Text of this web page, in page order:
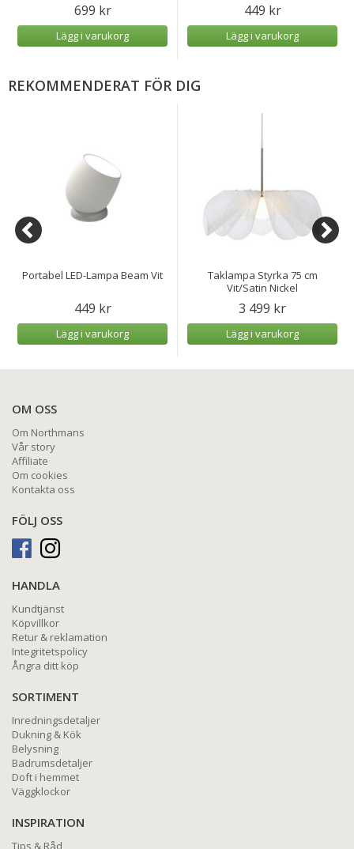
699 kr
Lägg i varukorg
449 kr
Lägg i varukorg
REKOMMENDERAT FÖR DIG
Portabel LED-Lampa Beam Vit
449 kr
Lägg i varukorg
Taklampa Styrka 75 cm
Vit/Satin Nickel
3 499 kr
Lägg i varukorg
OM OSS
Om Northmans
Vår story
Affiliate
Om cookies
Kontakta oss
FÖLJ OSS
HANDLA
Kundtjänst
Köpvillkor
Retur & reklamation
Integritetspolicy
Ångra ditt köp
SORTIMENT
Inredningsdetaljer
Dukning & Kök
Belysning
Badrumsdetaljer
Doft i hemmet
Väggklockor
INSPIRATION
Tips & Råd